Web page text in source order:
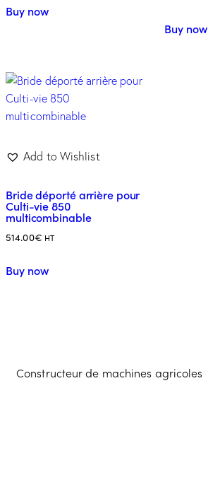
Buy now
Buy now
Add to Wishlist
Bride déporté arrière pour
Culti-vie 850
multicombinable
514.00€ HT
Buy now
Constructeur de machines agricoles